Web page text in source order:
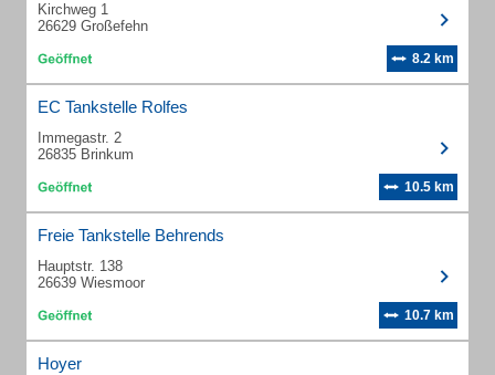
Kirchweg 1
26629 Großefehn
8.2 km
EC Tankstelle Rolfes
Immegastr. 2
26835 Brinkum
10.5 km
Freie Tankstelle Behrends
Hauptstr. 138
26639 Wiesmoor
10.7 km
Hoyer